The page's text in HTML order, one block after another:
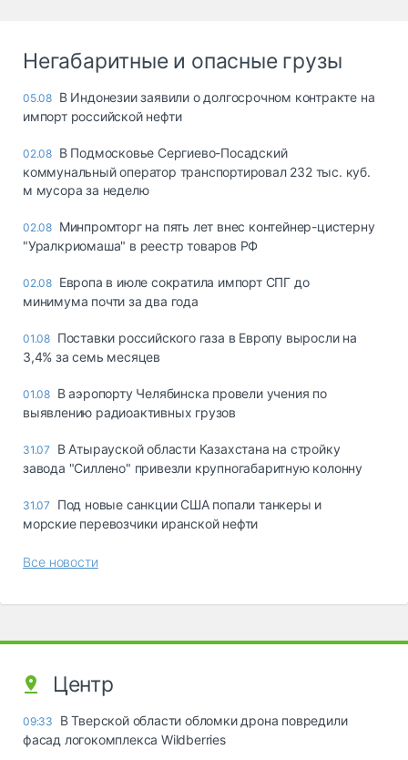
Негабаритные и опасные грузы
05.08 В Индонезии заявили о долгосрочном контракте на
импорт российской нефти
02.08 В Подмосковье Сергиево-Посадский
коммунальный оператор транспортировал 232 тыс. куб.
м мусора за неделю
02.08 Минпромторг на пять лет внес контейнер-цистерну
"Уралкриомаша" в реестр товаров РФ
02.08 Европа в июле сократила импорт СПГ до
минимума почти за два года
01.08 Поставки российского газа в Европу выросли на
3,4% за семь месяцев
01.08 В аэропорту Челябинска провели учения по
выявлению радиоактивных грузов
31.07
В Атырауской области Казахстана на стройку
завода "Силлено" привезли крупногабаритную колонну
31.07
Под новые санкции США попали танкеры и
морские перевозчики иранской нефти
Все новости
Центр
09:33
В Тверской области обломки дрона повредили
фасад логокомплекса Wildberries